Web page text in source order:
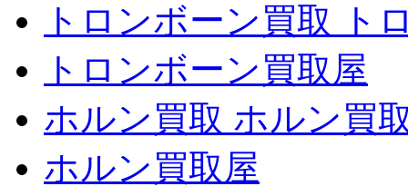
トロンボーン買取 ト
トロンボーン買取屋
ホルン買取 ホルン買
ホルン買取屋